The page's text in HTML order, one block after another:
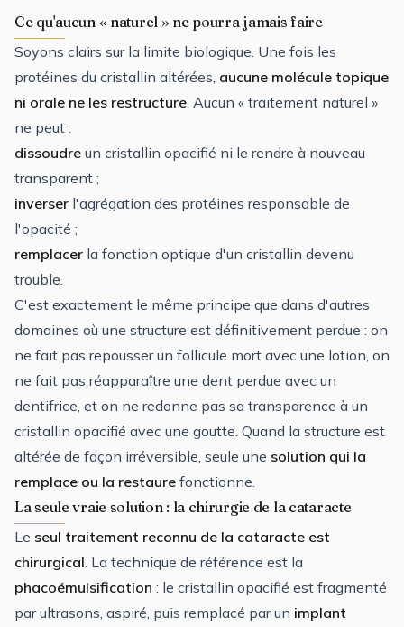
Ce qu'aucun « naturel » ne pourra jamais faire
Soyons clairs sur la limite biologique. Une fois les
protéines du cristallin altérées, aucune molécule topique
ni orale ne les restructure . Aucun « traitement naturel »
ne peut :
dissoudre un cristallin opacifié ni le rendre à nouveau
transparent ;
inverser l'agrégation des protéines responsable de
l'opacité ;
remplacer la fonction optique d'un cristallin devenu
trouble.
C'est exactement le même principe que dans d'autres
domaines où une structure est définitivement perdue : on
ne fait pas repousser un follicule mort avec une lotion, on
ne fait pas réapparaître une dent perdue avec un
dentifrice, et on ne redonne pas sa transparence à un
cristallin opacifié avec une goutte. Quand la structure est
altérée de façon irréversible, seule une solution qui la
remplace ou la restaure fonctionne.
La seule vraie solution : la chirurgie de la cataracte
Le seul traitement reconnu de la cataracte est
chirurgical . La technique de référence est la
phacoémulsification : le cristallin opacifié est fragmenté
par ultrasons, aspiré, puis remplacé par un implant